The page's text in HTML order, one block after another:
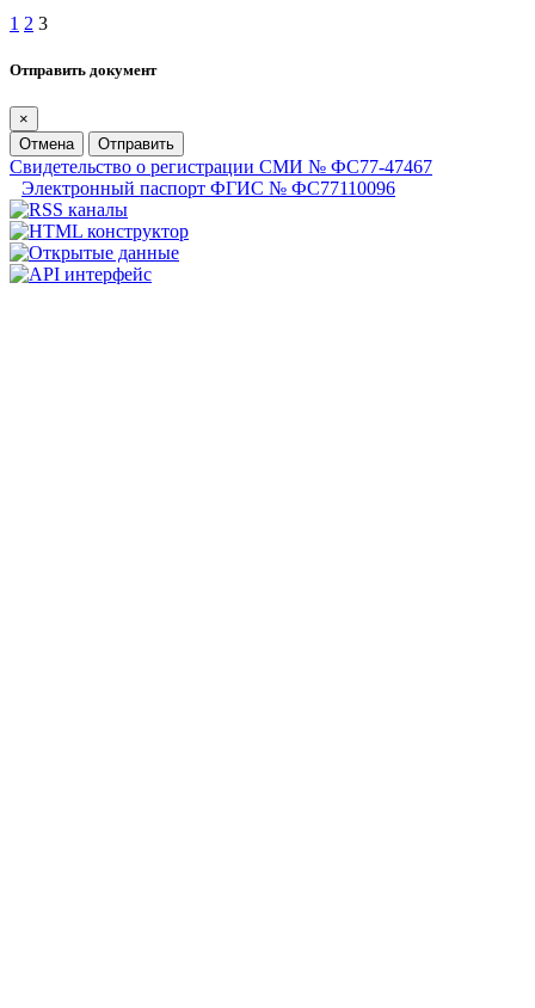
1 2 3
Отправить документ
×
Отмена
Отправить
Свидетельство о регистрации СМИ № ФС77-47467
Электронный паспорт ФГИС № ФС77110096